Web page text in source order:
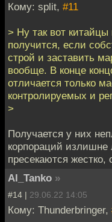
Кому: split, #11
> Ну так вот китайцы
получится, если
строй и заставить
вообще. В конце
отличается только
контролируемых и
>
Получается у них
корпораций излишне
пресекаются жестко,
Al_Tanko »
#14 | 29.06.22 14:05
Кому: Thunderbringer,